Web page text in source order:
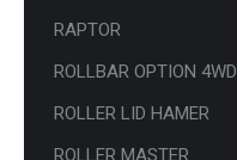
RAPTOR
ROLLBAR OPTION 4WD
ROLLER LID HAMER
ROLLER MASTER